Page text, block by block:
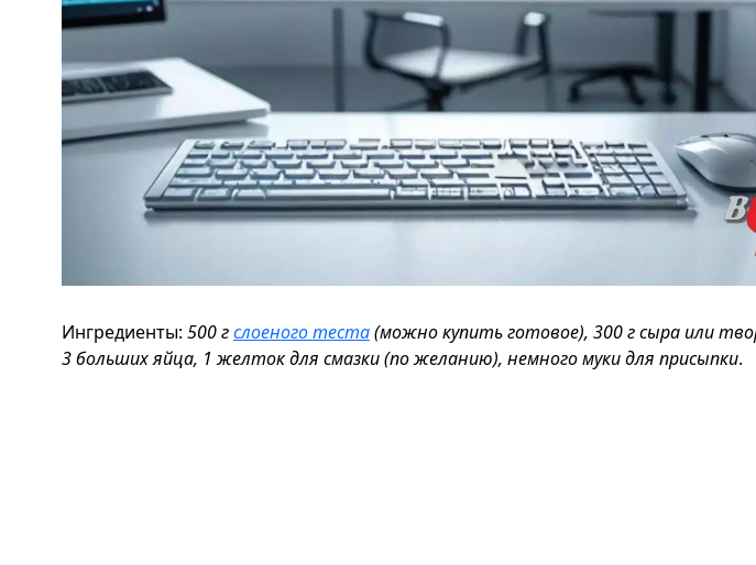
Ингредиенты: 500 гслоеного теста(можно купить готовое), 300 г сыра или
3 больших яйца, 1 желток для смазки (по желанию), немного муки для присыпки.